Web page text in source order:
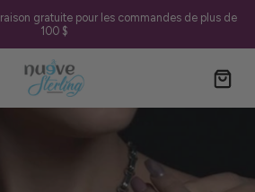
gratuite pour les commandes de plus de
100 $